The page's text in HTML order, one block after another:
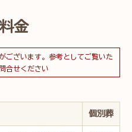
金
ございます。参考としてご覧いた
合せください
個別葬